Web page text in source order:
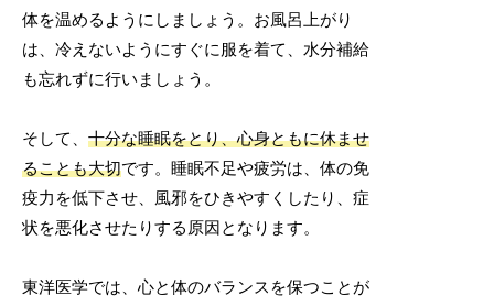
体を温めるようにしましょう。お風呂上がり
は、冷えないようにすぐに服を着て、水分補給
も忘れずに行いましょう。
そして、十分な睡眠をとり、心身ともに休ませ
ることも大切です。睡眠不足や疲労は、体の免
疫力を低下させ、風邪をひきやすくしたり、症
状を悪化させたりする原因となります。
東洋医学では、心と体のバランスを保つことが